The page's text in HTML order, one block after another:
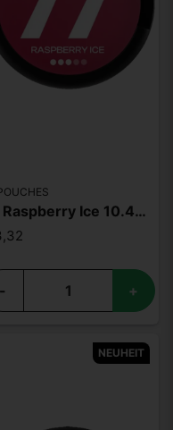
77 Raspberry Ice 10.4mg
- +
NEUHEIT